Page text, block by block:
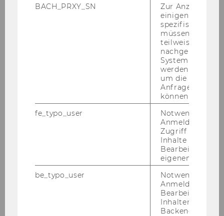
Exercise No. 7: Simple Flight Database
Exercise No. 10: Project Management
Exercise No. 12: Customer Creation from a SD
Exercise No. 13: Customer Creation from an AR
Perspective
Exercise No. 14: A Classical Sales Order
BACH_PRXY_SN
Zur Anzeige von
einigen WU-
spezifischen
müssen
teilweise von
nachgelagerten
System
werden.
um die Antwort
Anfrage
können.
fe_typo_user
Notwendig für
Anmeldung und
Zugriff auf
Inhalte oder zur
Bearbeitung des
eigenen Profils.
be_typo_user
Notwendig für
Anmeldung und
Bearbeitung von
Inhalten im
Backend.